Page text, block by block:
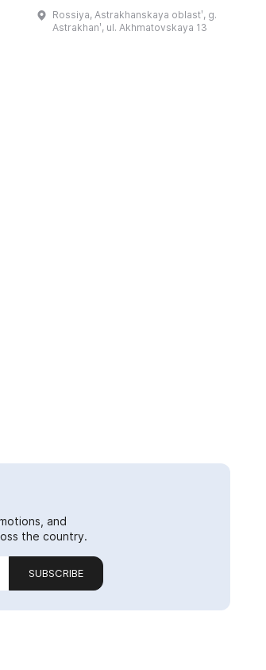
классические плитки из темного,
молочного, горького, белого
Rossiya, Astrakhanskaya oblastʹ, g.
Astrakhanʹ, ul. Akhmatovskaya 13
and
the country.
SUBSCRIBE